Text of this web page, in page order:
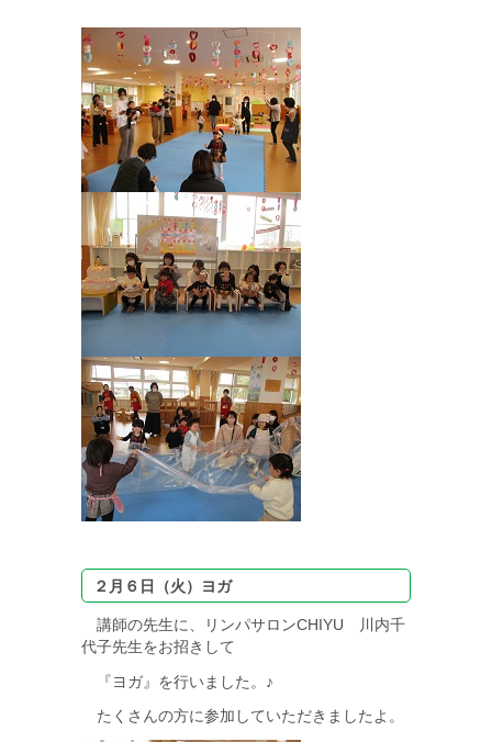
２月６日（火）ヨガ
講師の先生に、リンパサロンCHIYU 川内千
代子先生をお招きして
『ヨガ』を行いました。♪
たくさんの方に参加していただきましたよ。